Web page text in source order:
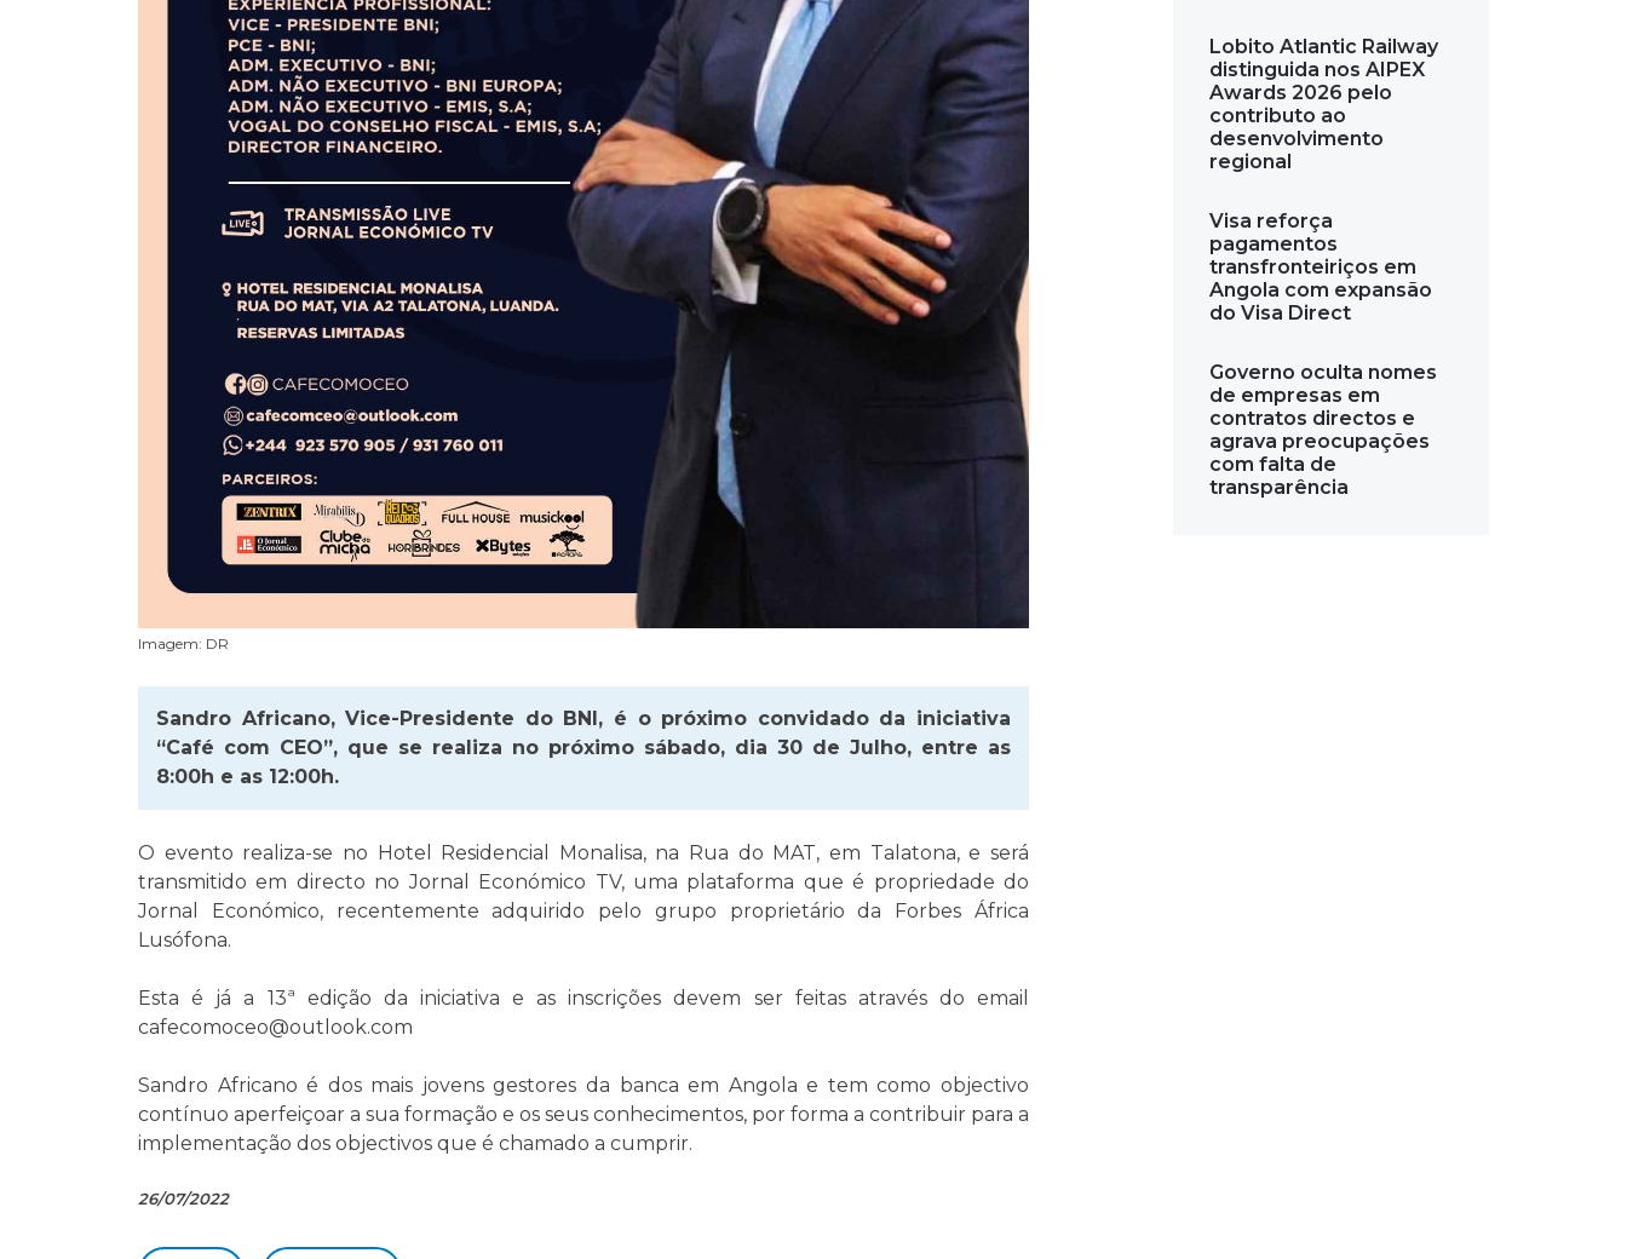
Imagem: DR
Sandro Africano, Vice-Presidente do BNI, é o próximo convidado da iniciativa
“Café com CEO”, que se realiza no próximo sábado, dia 30 de Julho, entre as
8:00h e as 12:00h.
O evento realiza-se no Hotel Residencial Monalisa, na Rua do MAT, em Talatona, e será
transmitido em directo no Jornal Económico TV, uma plataforma que é propriedade do
Jornal Económico, recentemente adquirido pelo grupo proprietário da Forbes África
Lusófona.
Esta é já a 13ª edição da iniciativa e as inscrições devem ser feitas através do email
cafecomoceo@outlook.com
Sandro Africano é dos mais jovens gestores da banca em Angola e tem como objectivo
contínuo aperfeiçoar a sua formação e os seus conhecimentos, por forma a contribuir para a
implementação dos objectivos que é chamado a cumprir.
26/07/2022
Lobito Atlantic Railway
distinguida nos AIPEX
Awards 2026 pelo
contributo ao
desenvolvimento
regional
Visa reforça
pagamentos
transfronteiriços em
Angola com expansão
do Visa Direct
Governo oculta nomes
de empresas em
contratos directos e
agrava preocupações
com falta de
transparência